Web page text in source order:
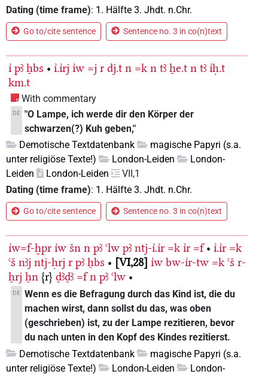
Dating (time frame): 1. Hälfte 3. Jhdt. n.Chr.
Go to/cite sentence Sentence no. 3 in co(n)text
ı͗ pꜣ ẖbs • ı͗.ı͗rj ı͗w =j r dj.t n =k n tꜣ ẖe.t n tꜣ ı͗ḥ.t
km.t
With commentary
DE "O Lampe, ich werde dir den Körper der
schwarzen(?) Kuh geben,"
Demotische Textdatenbank
magische Papyri (s.a.
unter religiöse Texte!)
London-Leiden
London-
Leiden
London-Leiden
VII,1
Dating (time frame): 1. Hälfte 3. Jhdt. n.Chr.
Go to/cite sentence Sentence no. 3 in co(n)text
ı͗w=f-ḫpr ı͗w šn n pꜣ ꜥlw pꜣ ntj-ı͗.ı͗r =k ı͗r =f • ı͗.ı͗r =k
ꜥš nꜣj ntj-ḥrj r pꜣ ẖbs • VI,28 ı͗w bw-ı͗r-tw =k ꜥš r-
ẖrj ẖn {r} ḏꜣḏꜣ =f n pꜣ ꜥlw •
DE Wenn es die Befragung durch das Kind ist, die du
machen wirst, dann sollst du das, was oben
(geschrieben) ist, zu der Lampe rezitieren, bevor
du nach unten in den Kopf des Kindes rezitierst.
Demotische Textdatenbank
magische Papyri (s.a.
unter religiöse Texte!)
London-Leiden
London-